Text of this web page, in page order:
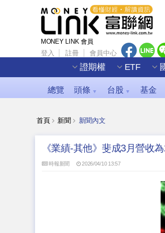
MONEY LINK 會員
登入 註冊 會員中心
證期權 ETF
總覽 頭條 ▼ 台股 ▼ 基金
首頁 新聞 新聞內文
《業績-其他》斐成3月營收
時報新聞 2026/04/10 13:57